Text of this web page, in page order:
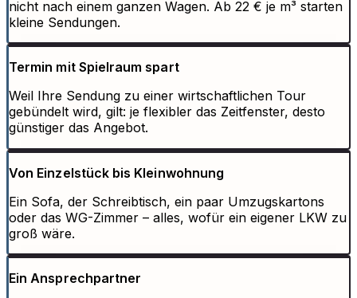
nicht nach einem ganzen Wagen. Ab 22 € je m³ starten
kleine Sendungen.
Termin mit Spielraum spart
Weil Ihre Sendung zu einer wirtschaftlichen Tour
gebündelt wird, gilt: je flexibler das Zeitfenster, desto
günstiger das Angebot.
Von Einzelstück bis Kleinwohnung
Ein Sofa, der Schreibtisch, ein paar Umzugskartons
oder das WG-Zimmer – alles, wofür ein eigener LKW zu
groß wäre.
Ein Ansprechpartner